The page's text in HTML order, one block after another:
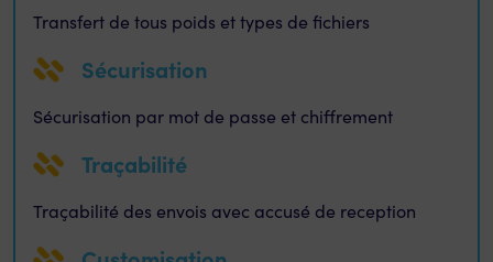
Transfert de tous poids et types de fichiers
Sécurisation
Sécurisation par mot de passe et chiffrement
Traçabilité
Traçabilité des envois avec accusé de reception